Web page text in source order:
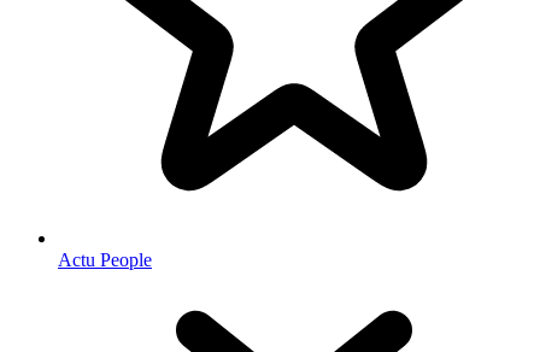
Actu People